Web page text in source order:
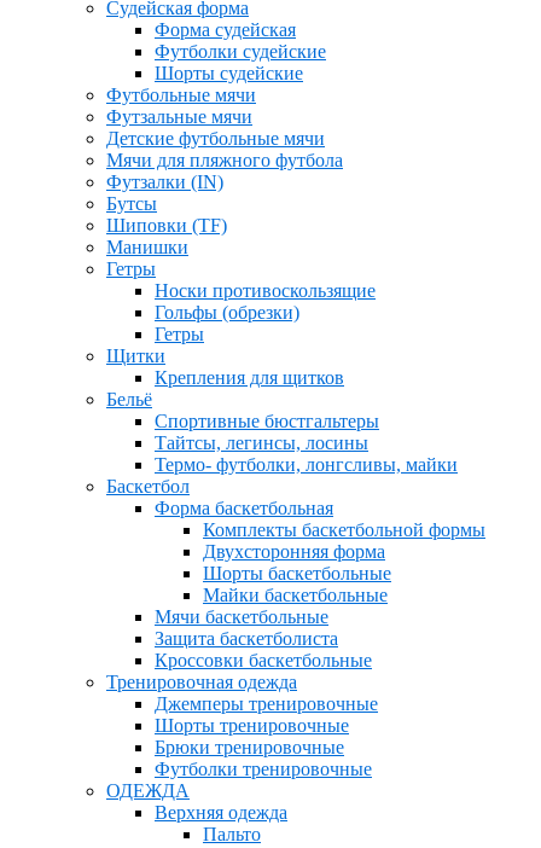
Судейская форма
Форма судейская
Футболки судейские
Шорты судейские
Футбольные мячи
Футзальные мячи
Детские футбольные мячи
Мячи для пляжного футбола
Футзалки (IN)
Бутсы
Шиповки (TF)
Манишки
Гетры
Носки противоскользящие
Гольфы (обрезки)
Гетры
Щитки
Крепления для щитков
Бельё
Спортивные бюстгальтеры
Тайтсы, легинсы, лосины
Термо- футболки, лонгсливы, майки
Баскетбол
Форма баскетбольная
Комплекты баскетбольной формы
Двухсторонняя форма
Шорты баскетбольные
Майки баскетбольные
Мячи баскетбольные
Защита баскетболиста
Кроссовки баскетбольные
Тренировочная одежда
Джемперы тренировочные
Шорты тренировочные
Брюки тренировочные
Футболки тренировочные
ОДЕЖДА
Верхняя одежда
Пальто